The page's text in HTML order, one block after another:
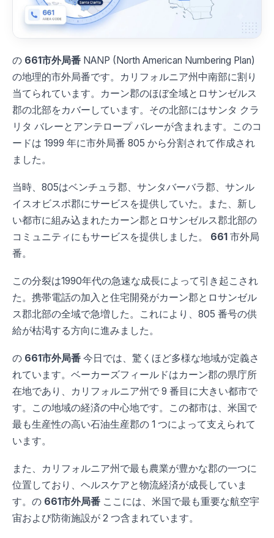
の 661市外局番 NANP (North American Numbering Plan)
の地理的市外局番です。カリフォルニア州中南部に割り
当てられています。カーン郡のほぼ全域とロサンゼルス
郡の北部をカバーしています。その北部にはサンタ クラ
リタ バレーとアンテロープ バレーが含まれます。このコ
ードは 1999 年に市外局番 805 から分割されて作成され
ました。
当時、805はベンチュラ郡、サンタバーバラ郡、サンル
イスオビスポ郡にサービスを提供していた。また、新し
い都市に組み込まれたカーン郡とロサンゼルス郡北部の
コミュニティにもサービスを提供しました。 661 市外局
番。
この分裂は1990年代の急速な成長によって引き起こされ
た。携帯電話の加入と住宅開発がカーン郡とロサンゼル
ス郡北部の全域で急増した。これにより、805 番号の供
給が枯渇する方向に進みました。
の 661市外局番 今日では、驚くほど多様な地域が定義さ
れています。ベーカーズフィールドはカーン郡の県庁所
在地であり、カリフォルニア州で 9 番目に大きい都市で
す。この地域の経済の中心地です。この都市は、米国で
最も生産性の高い石油生産郡の 1 つによって支えられて
います。
また、カリフォルニア州で最も農業が豊かな郡の一つに
位置しており、ヘルスケアと物流経済が成長していま
す。の 661市外局番 ここには、米国で最も重要な航空宇
宙および防衛施設が 2 つ含まれています。